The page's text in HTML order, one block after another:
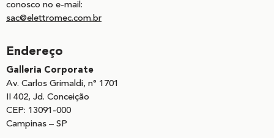
conosco no e-mail:
sac@elettromec.com.br
Endereço
Galleria Corporate
Av. Carlos Grimaldi, n° 1701
II 402, Jd. Conceição
CEP: 13091-000
Campinas – SP